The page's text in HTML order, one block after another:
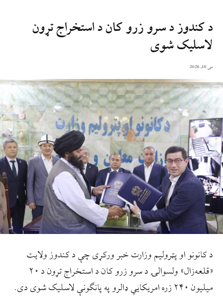
د کندوز د سرو زرو کان د استخراج تړون
لاسلیک شوی
می 10, 2026
د کانونو او پټرولیم وزارت خبر ورکړی چې د کندوز ولایت
«قلعه‌زال» ولسوالۍ د سرو زرو کان د استخراج تړون د ۲۰
میلیون ۲۴۰ زره امریکایي ډالرو په پانګونې لاسلیک شوی دی.